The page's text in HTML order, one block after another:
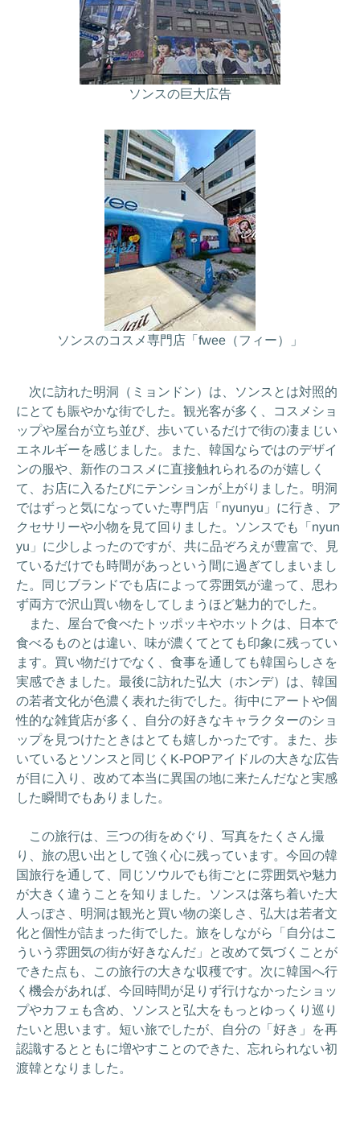
ソンスの巨大広告
ソンスのコスメ専門店「fwee（フィー）」
次に訪れた明洞（ミョンドン）は、ソンスとは対照的
にとても賑やかな街でした。観光客が多く、コスメショ
ップや屋台が立ち並び、歩いているだけで街の凄まじい
エネルギーを感じました。また、韓国ならではのデザイ
ンの服や、新作のコスメに直接触れられるのが嬉しく
て、お店に入るたびにテンションが上がりました。明洞
ではずっと気になっていた専門店「nyunyu」に行き、ア
クセサリーや小物を見て回りました。ソンスでも「nyun
yu」に少しよったのですが、共に品ぞろえが豊富で、見
ているだけでも時間があっという間に過ぎてしまいまし
た。同じブランドでも店によって雰囲気が違って、思わ
ず両方で沢山買い物をしてしまうほど魅力的でした。
また、屋台で食べたトッポッキやホットクは、日本で
食べるものとは違い、味が濃くてとても印象に残ってい
ます。買い物だけでなく、食事を通しても韓国らしさを
実感できました。最後に訪れた弘大（ホンデ）は、韓国
の若者文化が色濃く表れた街でした。街中にアートや個
性的な雑貨店が多く、自分の好きなキャラクターのショ
ップを見つけたときはとても嬉しかったです。また、歩
いているとソンスと同じくK-POPアイドルの大きな広告
が目に入り、改めて本当に異国の地に来たんだなと実感
した瞬間でもありました。
この旅行は、三つの街をめぐり、写真をたくさん撮
り、旅の思い出として強く心に残っています。今回の韓
国旅行を通して、同じソウルでも街ごとに雰囲気や魅力
が大きく違うことを知りました。ソンスは落ち着いた大
人っぽさ、明洞は観光と買い物の楽しさ、弘大は若者文
化と個性が詰まった街でした。旅をしながら「自分はこ
ういう雰囲気の街が好きなんだ」と改めて気づくことが
できた点も、この旅行の大きな収穫です。次に韓国へ行
く機会があれば、今回時間が足りず行けなかったショッ
プやカフェも含め、ソンスと弘大をもっとゆっくり巡り
たいと思います。短い旅でしたが、自分の「好き」を再
認識するとともに増やすことのできた、忘れられない初
渡韓となりました。